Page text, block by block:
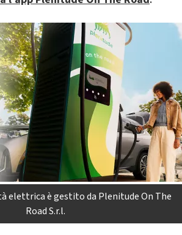
elettrica è gestito da Plenitude On The
Road S.r.l.